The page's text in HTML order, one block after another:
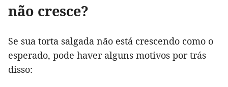
não cresce?
Se sua torta salgada não está crescendo como o
esperado, pode haver alguns motivos por trás
disso: